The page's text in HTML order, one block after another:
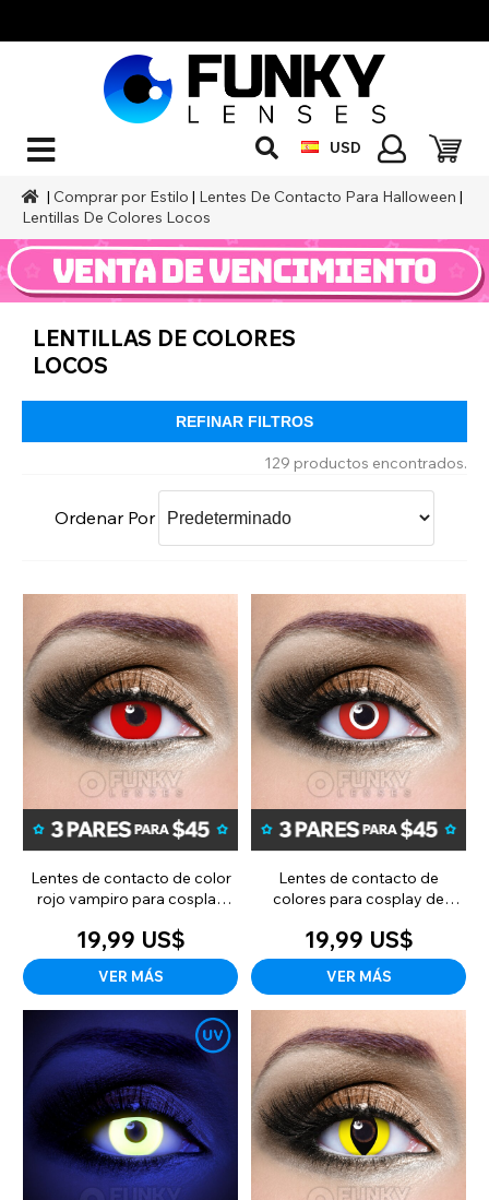
USD
| Comprar por Estilo | Lentes De Contacto Para Halloween |
Lentillas De Colores Locos
LENTILLAS DE COLORES
LOCOS
REFINAR FILTROS
129 productos encontrados.
Ordenar Por
Lentes de contacto de color
rojo vampiro para cosplay
19,99 US$
VER MÁS
Lentes de contacto de
colores para cosplay de
19,99 US$
VER MÁS